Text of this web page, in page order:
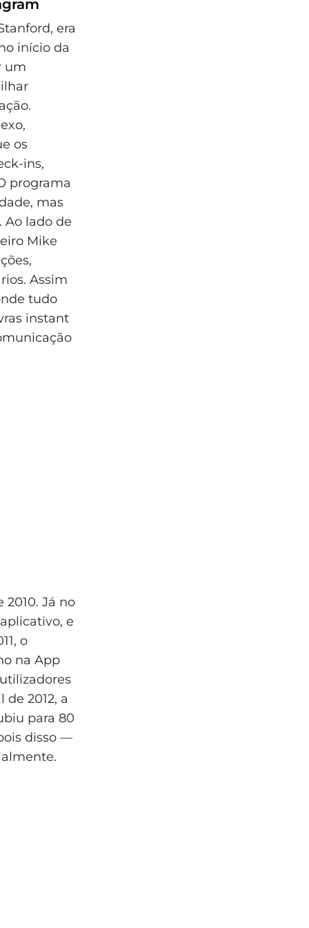
era
início da
um
os
ins,
programa
mas
Ao lado de
Mike
Assim
tudo
instant
Já no
e
o
na App
2012, a
para 80
disso —